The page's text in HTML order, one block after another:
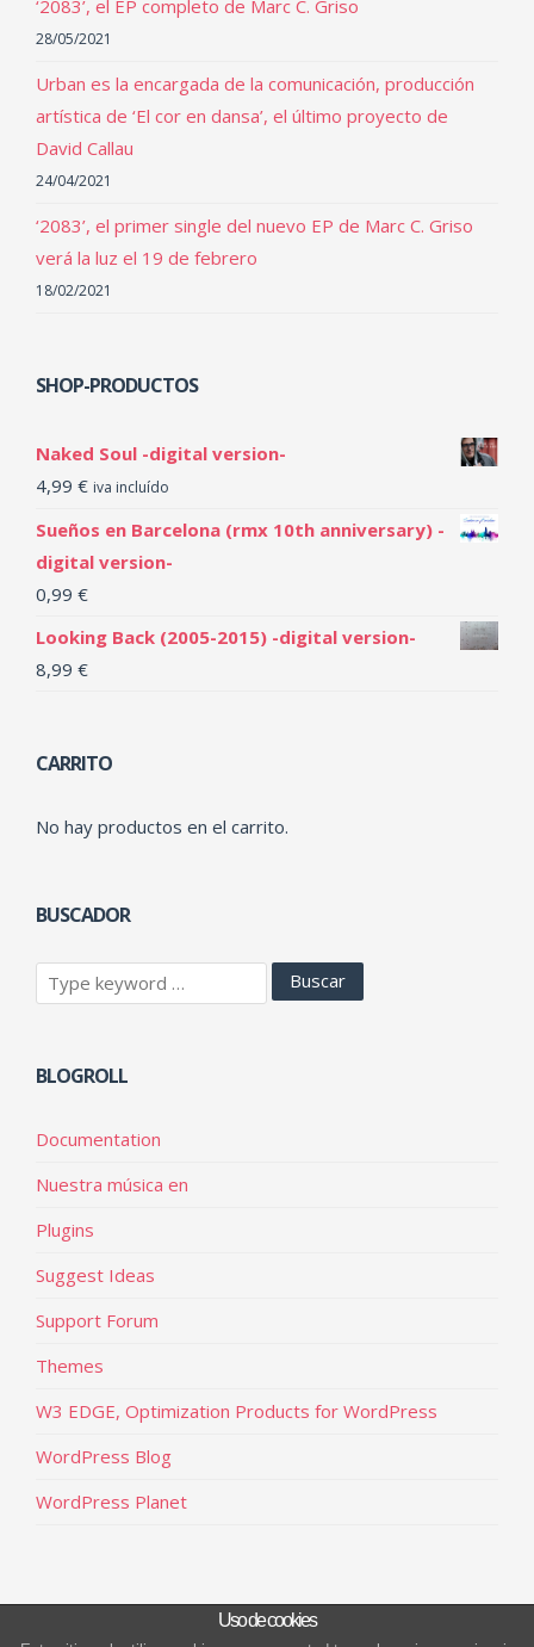
‘2083’, el EP completo de Marc C. Griso
28/05/2021
Urban es la encargada de la comunicación, producción
artística de ‘El cor en dansa’, el último proyecto de
David Callau
24/04/2021
‘2083’, el primer single del nuevo EP de Marc C. Griso
verá la luz el 19 de febrero
18/02/2021
SHOP-PRODUCTOS
Naked Soul -digital version-
4,99 € iva incluído
Sueños en Barcelona (rmx 10th anniversary) -
digital version-
0,99 €
Looking Back (2005-2015) -digital version-
8,99 €
CARRITO
No hay productos en el carrito.
BUSCADOR
BLOGROLL
Documentation
Nuestra música en
Plugins
Suggest Ideas
Support Forum
Themes
W3 EDGE, Optimization Products for WordPress
WordPress Blog
WordPress Planet
Uso de cookies